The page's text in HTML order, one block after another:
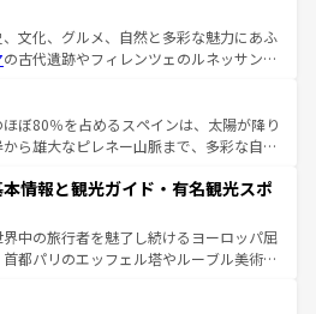
文化、グルメ、自然と多彩な魅力にあふ
の古代遺跡やフィレンツェのルネッサンス
の美しい田園風景やアマルフィ海岸の絶
も見逃せない。観光の合間には、本場の
、絶品のイタリア料理を堪能することも
リアで、忘れられない旅をしてみよう！
リア情報は
ぼ80％を占めるスペインは、太陽が降り
ら雄大なピレネー山脈まで、多彩な自然
国では、情熱的なフラメンコ、熱気あふ
美味しいタパスが生活の一部となってい
ドの洗練された雰囲気や、バルセロナの
角から、地方では古代ローマ遺跡や中世
て風土や気候が異なるスペインはその個
情報と観光ガイド・有名観光スポ
中の旅行者を魅了し続けるヨーロッパ屈
都パリのエッフェル塔やルーブル美術館
詰まっている。華麗な宮殿、歴史的な大